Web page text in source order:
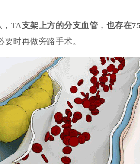
，TA支架上方的分支血管 ， 也存在
时再做旁路手术。